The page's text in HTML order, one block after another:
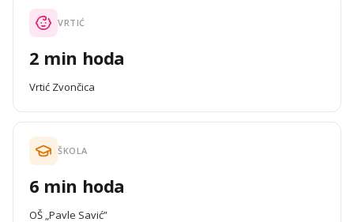
VRTIĆ
2 min hoda
Vrtić Zvončica
ŠKOLA
6 min hoda
OŠ „Pavle Savić”